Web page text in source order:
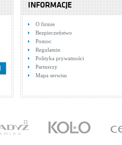
INFORMACJE
O firmie
Bezpieczeństwo
Pomoc
Regulamin
Polityka prywatności
Partnerzy
Mapa serwisu